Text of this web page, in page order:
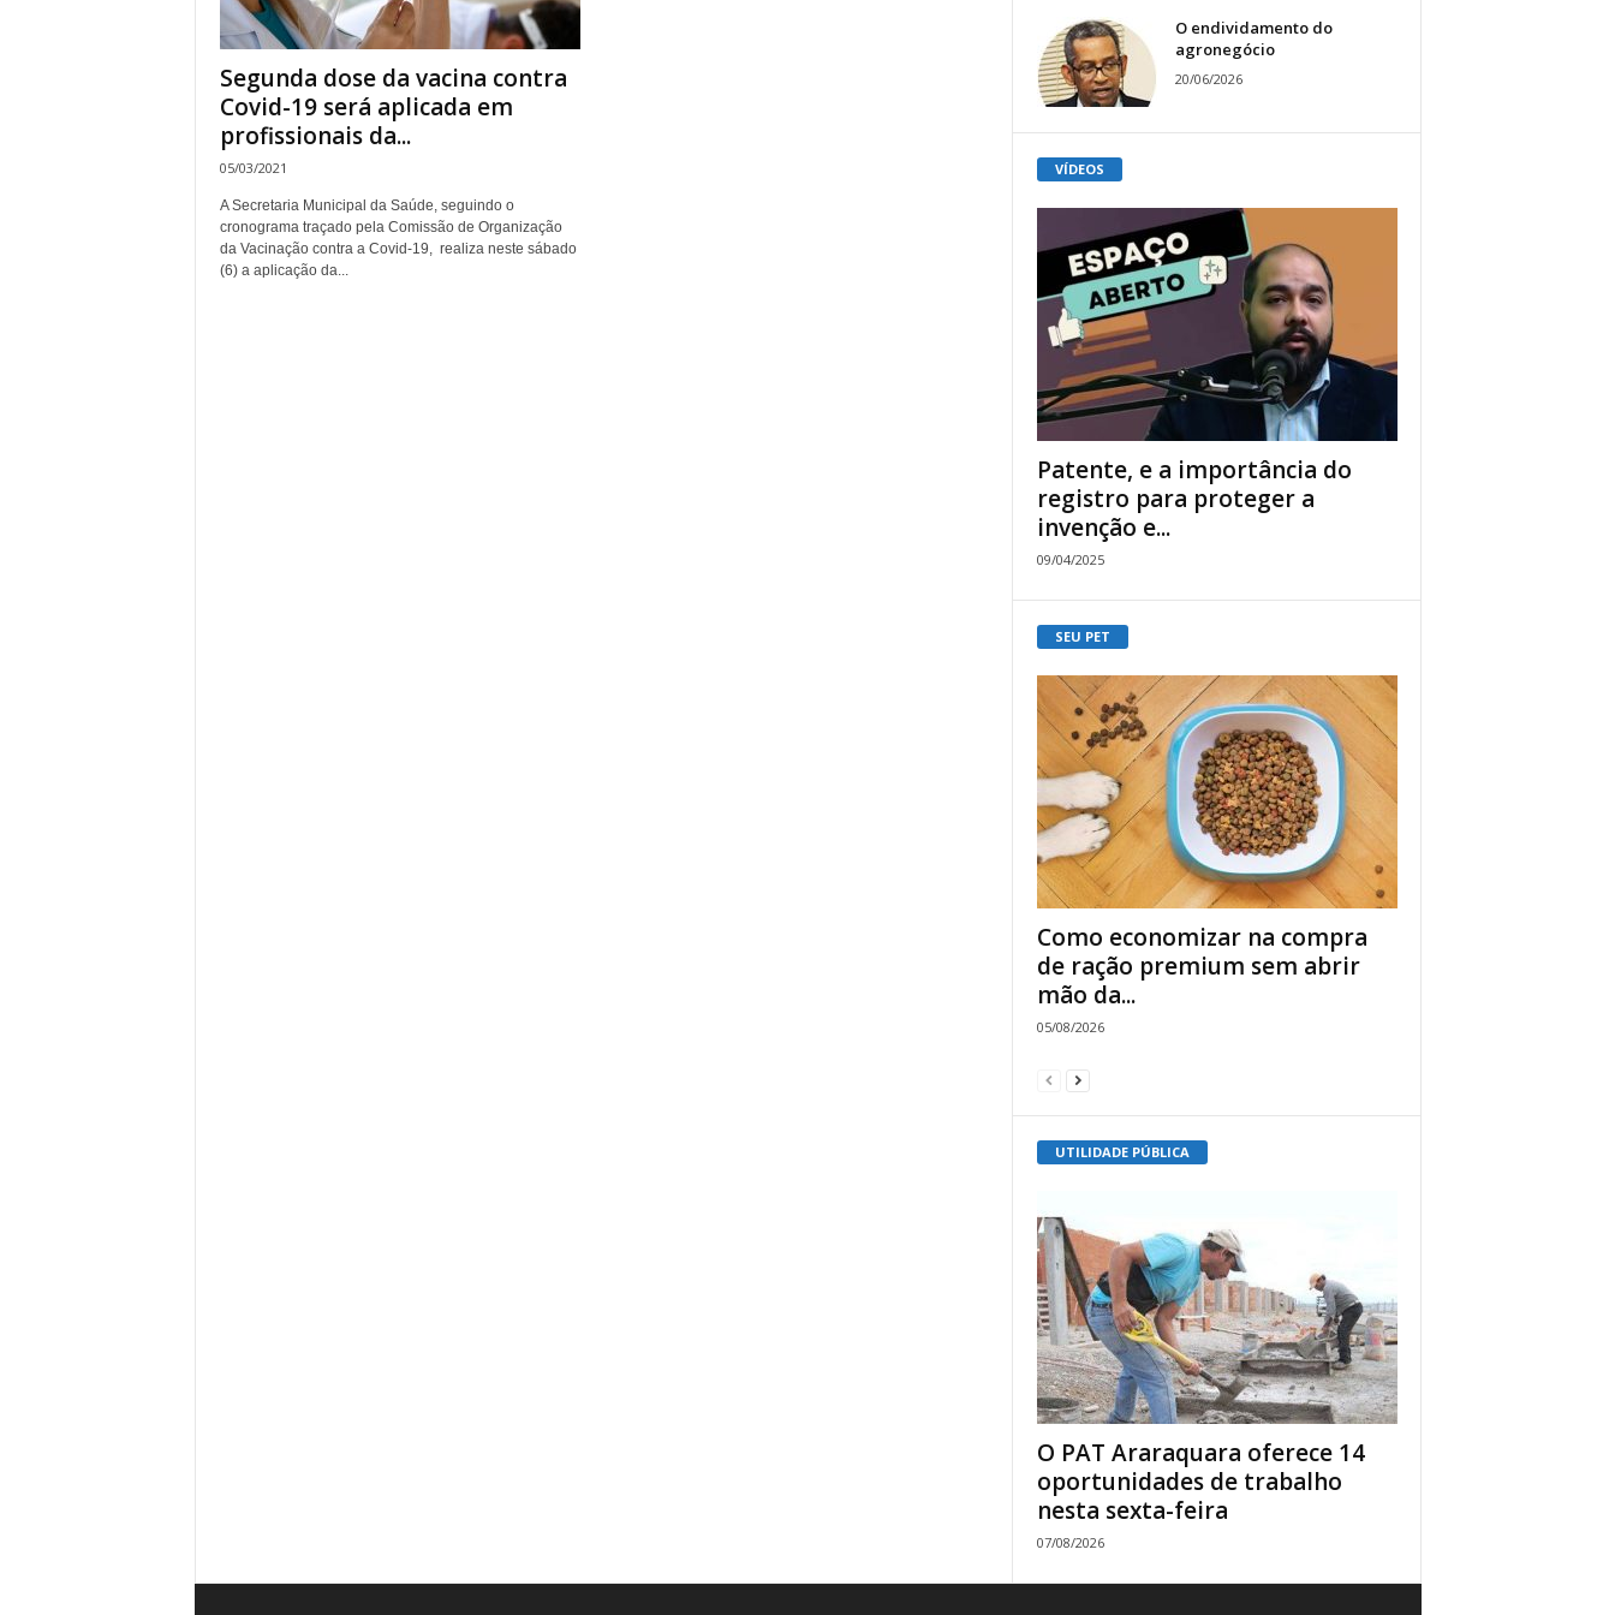
Segunda dose da vacina contra
Covid-19 será aplicada em
profissionais da...
05/03/2021
A Secretaria Municipal da Saúde, seguindo o
cronograma traçado pela Comissão de Organização
da Vacinação contra a Covid-19, realiza neste sábado
(6) a aplicação da...
O endividamento do
agronegócio
20/06/2026
VÍDEOS
Patente, e a importância do
registro para proteger a
invenção e...
09/04/2025
SEU PET
Como economizar na compra
de ração premium sem abrir
mão da...
05/08/2026
UTILIDADE PÚBLICA
O PAT Araraquara oferece 14
oportunidades de trabalho
nesta sexta-feira
07/08/2026